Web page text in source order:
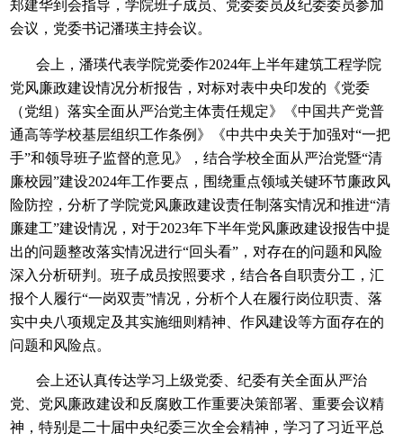
郑建华到会指导，学院班子成员、党委委员及纪委委员参加
会议，党委书记潘瑛主持会议。
会上，潘瑛代表学院党委作2024年上半年建筑工程学院
党风廉政建设情况分析报告，对标对表中央印发的《党委
（党组）落实全面从严治党主体责任规定》《中国共产党普
通高等学校基层组织工作条例》《中共中央关于加强对“一把
手”和领导班子监督的意见》，结合学校全面从严治党暨“清
廉校园”建设2024年工作要点，围绕重点领域关键环节廉政风
险防控，分析了学院党风廉政建设责任制落实情况和推进“清
廉建工”建设情况，对于2023年下半年党风廉政建设报告中提
出的问题整改落实情况进行“回头看”，对存在的问题和风险
深入分析研判。班子成员按照要求，结合各自职责分工，汇
报个人履行“一岗双责”情况，分析个人在履行岗位职责、落
实中央八项规定及其实施细则精神、作风建设等方面存在的
问题和风险点。
会上还认真传达学习上级党委、纪委有关全面从严治
党、党风廉政建设和反腐败工作重要决策部署、重要会议精
神，特别是二十届中央纪委三次全会精神，学习了习近平总